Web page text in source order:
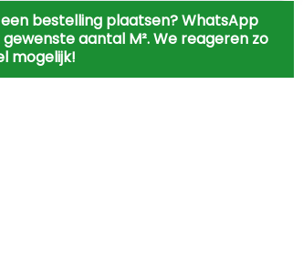
bestelling plaatsen? WhatsApp
aantal M². We reageren zo
mogelijk!